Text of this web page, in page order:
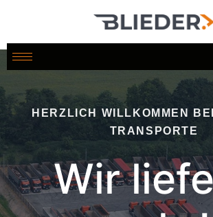
HERZLICH WILLKOMMEN
TRANSPORTE
Wir